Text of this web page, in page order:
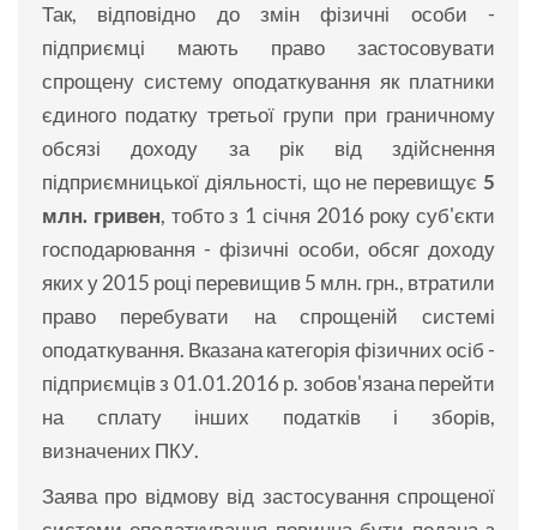
Так, відповідно до змін фізичні особи -
підприємці мають право застосовувати
спрощену систему оподаткування як платники
єдиного податку третьої групи при граничному
обсязі доходу за рік від здійснення
підприємницької діяльності, що не перевищує 5
млн. гривен, тобто з 1 січня 2016 року суб'єкти
господарювання - фізичні особи, обсяг доходу
яких у 2015 році перевищив 5 млн. грн., втратили
право перебувати на спрощеній системі
оподаткування. Вказана категорія фізичних осіб -
підприємців з 01.01.2016 р. зобов'язана перейти
на сплату інших податків і зборів,
визначених ПКУ.
Заява про відмову від застосування спрощеної